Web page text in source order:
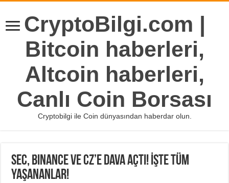
CryptoBilgi.com |
Bitcoin haberleri,
Altcoin haberleri,
Canlı Coin Borsası
Cryptobilgi ile Coin dünyasından haberdar olun.
SEC, Binance ve CZ’e Dava Açtı! İşte Tüm
Yaşananlar!